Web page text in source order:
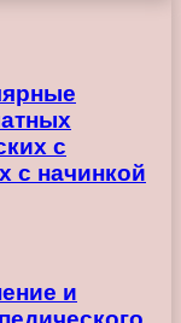
с
с начинкой
и